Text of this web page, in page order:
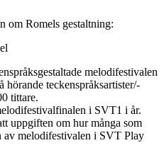
om Romels gestaltning:
melodifestivalen
teckenspråksartister/-
tittare.
i SVT1 i år.
uppgiften om hur många som
av melodifestivalen i SVT Play